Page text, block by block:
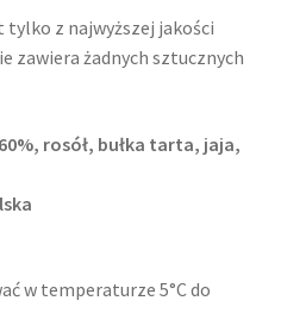
tylko z najwyższej jakości
zawiera żadnych sztucznych
rosół, bułka tarta, jaja,
w temperaturze 5°C do